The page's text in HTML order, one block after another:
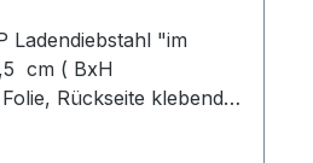
Ladendiebstahl "im
cm ( BxH
Rückseite klebend